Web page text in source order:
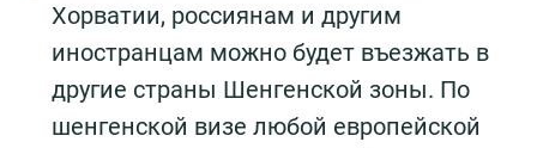
Хорватии, россиянам и другим
иностранцам можно будет въезжать в
другие страны Шенгенской зоны. По
шенгенской визе любой европейской